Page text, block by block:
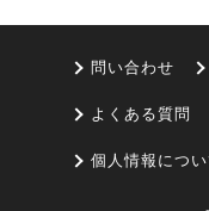
問い合わせ
よくある質問
個人情報につい